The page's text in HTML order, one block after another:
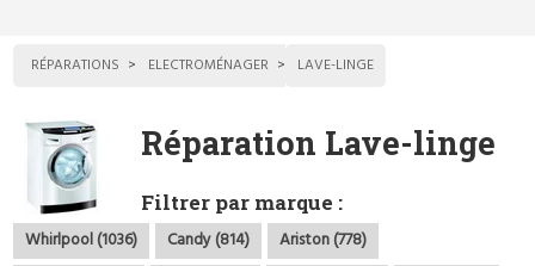
RÉPARATIONS ELECTROMÉNAGER LAVE-LINGE
Réparation Lave-linge
Filtrer par marque :
Whirlpool (1036) Candy (814)
Ariston (778)